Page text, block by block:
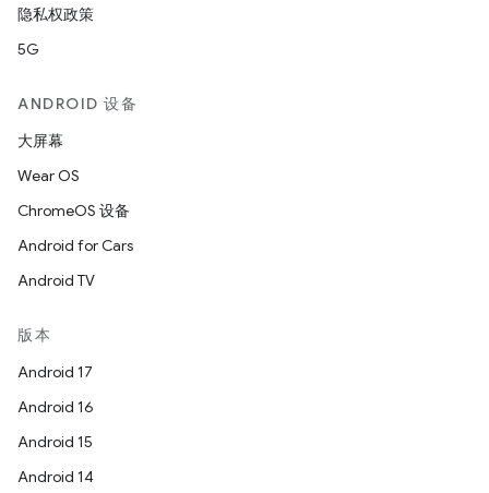
隐私权政策
5G
ANDROID 设备
大屏幕
Wear OS
ChromeOS 设备
Android for Cars
Android TV
版本
Android 17
Android 16
Android 15
Android 14